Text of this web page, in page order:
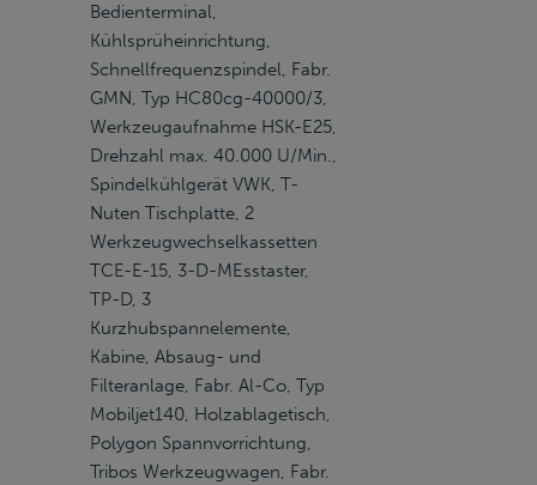
Bedienterminal,
Kühlsprüheinrichtung,
Schnellfrequenzspindel, Fabr.
GMN, Typ HC80cg-40000/3,
Werkzeugaufnahme HSK-E25,
Drehzahl max. 40.000 U/Min.,
Spindelkühlgerät VWK, T-
Nuten Tischplatte, 2
Werkzeugwechselkassetten
TCE-E-15, 3-D-MEsstaster,
TP-D, 3
Kurzhubspannelemente,
Kabine, Absaug- und
Filteranlage, Fabr. Al-Co, Typ
Mobiljet140, Holzablagetisch,
Polygon Spannvorrichtung,
Tribos Werkzeugwagen, Fabr.